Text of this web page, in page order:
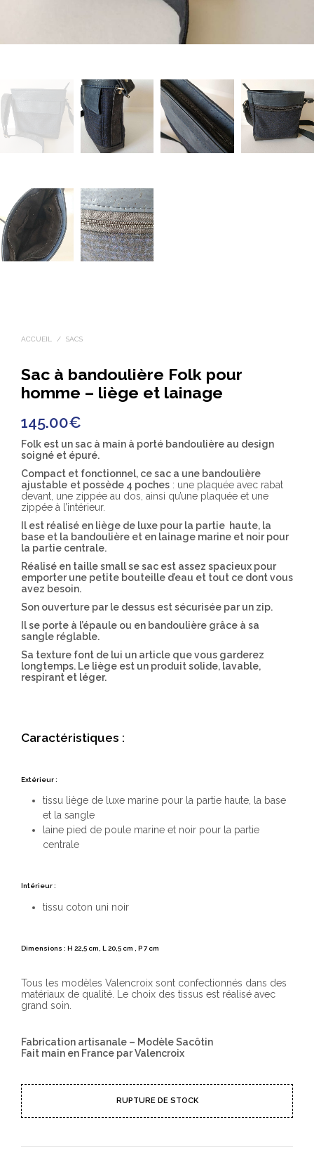
ACCUEIL / SACS
Sac à bandoulière Folk pour
homme – liège et lainage
145.00€
Folk est un sac à main à porté bandoulière au design
soigné et épuré.
Compact et fonctionnel, ce sac a une bandoulière
ajustable et possède 4 poches : une plaquée avec rabat
devant, une zippée au dos, ainsi qu’une plaquée et une
zippée à l’intérieur.
Il est réalisé en liège de luxe pour la partie haute, la
base et la bandoulière et en lainage marine et noir pour
la partie centrale.
Réalisé en taille small se sac est assez spacieux pour
emporter une petite bouteille d’eau et tout ce dont vous
avez besoin.
Son ouverture par le dessus est sécurisée par un zip.
Il se porte à l’épaule ou en bandoulière grâce à sa
sangle réglable.
Sa texture font de lui un article que vous garderez
longtemps. Le liège est un produit solide, lavable,
respirant et léger.
Caractéristiques :
Extérieur :
tissu liège de luxe marine pour la partie haute, la base
et la sangle
laine pied de poule marine et noir pour la partie
centrale
Intérieur :
tissu coton uni noir
Dimensions : H 22,5 cm, L 20,5 cm , P 7 cm
Tous les modèles Valencroix sont confectionnés dans des
matériaux de qualité. Le choix des tissus est réalisé avec
grand soin.
Fabrication artisanale – Modèle Sacôtin
Fait main en France par Valencroix
RUPTURE DE STOCK